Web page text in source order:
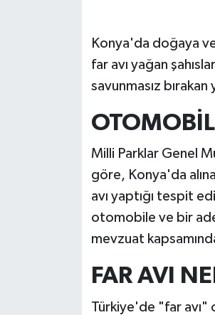
Konya'da doğaya ve
far avı yağan
savunmasız
Milli Parklar Genel
göre, Konya'da
avı yaptığı tespit
otomobile ve bir
mevzuat
FAR AVI
Türkiye'de "far avı"